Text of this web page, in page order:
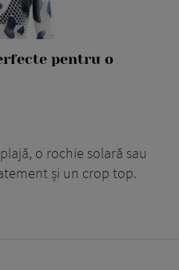
pentru o
o rochie solară sau
și un crop top.